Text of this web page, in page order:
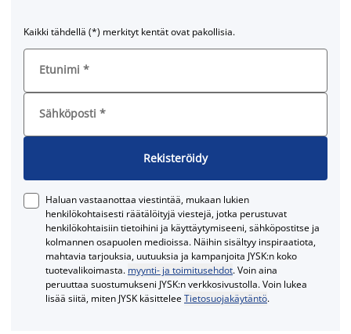
Kaikki tähdellä (*) merkityt kentät ovat pakollisia.
Etunimi *
Sähköposti *
Rekisteröidy
Haluan vastaanottaa viestintää, mukaan lukien
henkilökohtaisesti räätälöityjä viestejä, jotka perustuvat
henkilökohtaisiin tietoihini ja käyttäytymiseeni, sähköpostitse ja
kolmannen osapuolen medioissa. Näihin sisältyy inspiraatiota,
mahtavia tarjouksia, uutuuksia ja kampanjoita JYSK:n koko
tuotevalikoimasta. myynti- ja toimitusehdot. Voin aina
peruuttaa suostumukseni JYSK:n verkkosivustolla. Voin lukea
lisää siitä, miten JYSK käsitteleeTietosuojakäytäntö.